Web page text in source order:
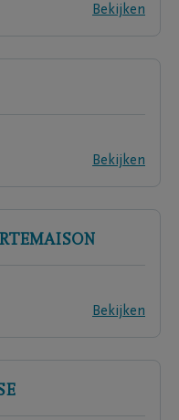
Bekijken
Bekijken
Bekijken